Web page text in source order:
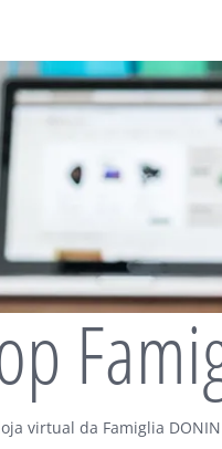
virtual da Famiglia